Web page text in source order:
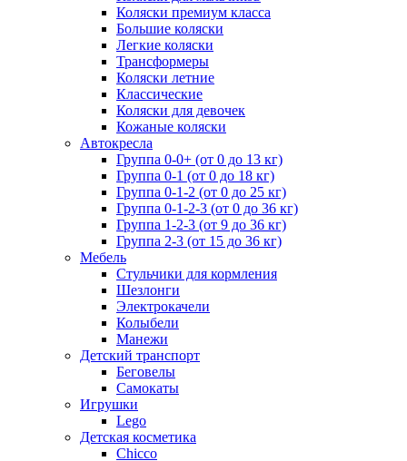
Коляски премиум класса
Большие коляски
Легкие коляски
Трансформеры
Коляски летние
Классические
Коляски для девочек
Кожаные коляски
Автокресла
Группа 0-0+ (от 0 до 13 кг)
Группа 0-1 (от 0 до 18 кг)
Группа 0-1-2 (от 0 до 25 кг)
Группа 0-1-2-3 (от 0 до 36 кг)
Группа 1-2-3 (от 9 до 36 кг)
Группа 2-3 (от 15 до 36 кг)
Мебель
Cтульчики для кормления
Шезлонги
Электрокачели
Колыбели
Манежи
Детский транспорт
Беговелы
Самокаты
Игрушки
Lego
Детская косметика
Chicco